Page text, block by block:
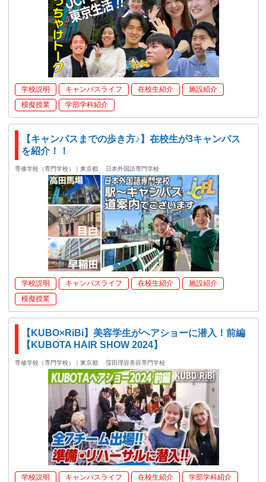
学校説明 キャンパスライフ 在校生紹介
施設紹介
模擬授業
学部学科紹介
【キャンパスまでの歩き方♪】在校生が3キャンパス
を紹介！！
専修学校（専門学校）｜東京都 日本外国語専門学校
学校説明 キャンパスライフ 在校生紹介
施設紹介
模擬授業
【KUBO×RiBi】美容学生がヘアショーに潜入！前編
【KUBOTA HAIR SHOW 2024】
専修学校（専門学校）｜東京都 窪田理容美容専門学校
学校説明 キャンパスライフ 在校生紹介 学部学科紹介